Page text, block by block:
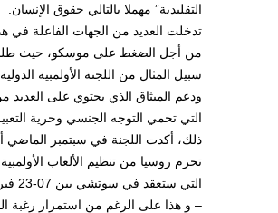
التقليدية” مهملا بالتالي حقوق الإنسان.
تدخلت العديد من الجهات الفاعلة في
من أجل الضغط على موسكو، حيث
سبيل المثال من اللجنة الأولمبية
ودعم الميثاق الذي يحتوي على العديد
التي تحمي التوجه الجنسي وحرية
ذلك، أكدت اللجنة في سبتمبر الماضي
تحرم روسيا من تنظيم الألعاب
– و هذا على الرغم من استمرار رغبة